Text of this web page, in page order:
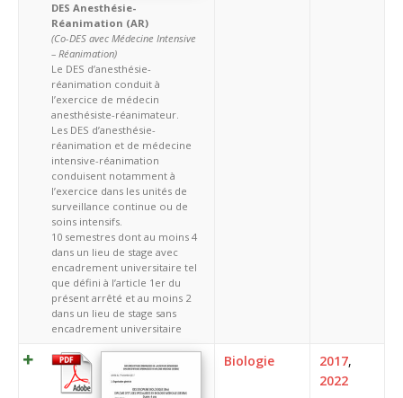
DES Anesthésie-
Réanimation (AR)
(Co-DES avec Médecine Intensive
– Réanimation)
Le DES d’anesthésie-
réanimation conduit à
l’exercice de médecin
anesthésiste-réanimateur.
Les DES d’anesthésie-
réanimation et de médecine
intensive-réanimation
conduisent notamment à
l’exercice dans les unités de
surveillance continue ou de
soins intensifs.
10 semestres dont au moins 4
dans un lieu de stage avec
encadrement universitaire tel
que défini à l’article 1er du
présent arrêté et au moins 2
dans un lieu de stage sans
encadrement universitaire
Biologie 2017,
2022